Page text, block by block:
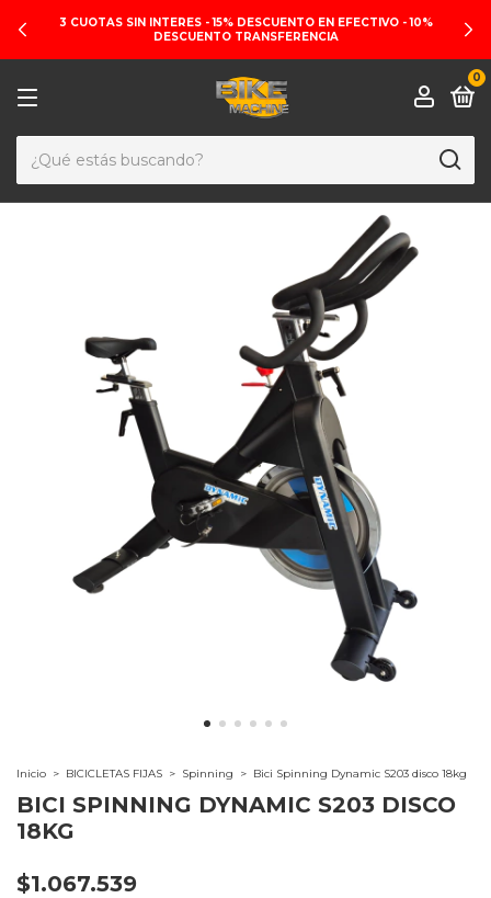
3 CUOTAS SIN INTERES - 15% DESCUENTO EN EFECTIVO - 10%
DESCUENTO TRANSFERENCIA
0
Inicio > BICICLETAS FIJAS > Spinning > Bici Spinning Dynamic S203 disco 18kg
BICI SPINNING DYNAMIC S203 DISCO
18KG
$1.067.539